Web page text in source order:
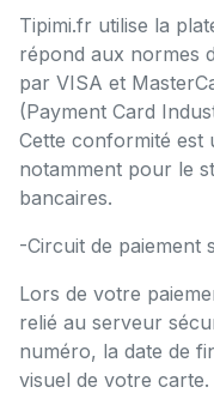
Tipimi.fr utilise la
répond aux normes
par VISA et
(Payment Card
Cette conformité est
notamment pour le
bancaires.
-Circuit de paiement
Lors de votre
relié au serveur
numéro, la date de
visuel de votre